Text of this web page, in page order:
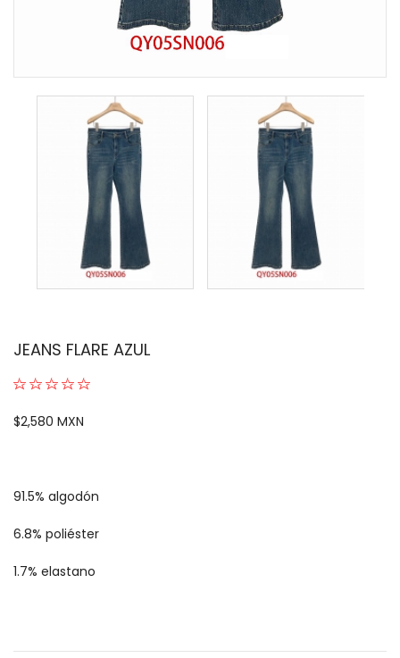
JEANS FLARE AZUL
$2,580 MXN
91.5% algodón
6.8% poliéster
1.7% elastano